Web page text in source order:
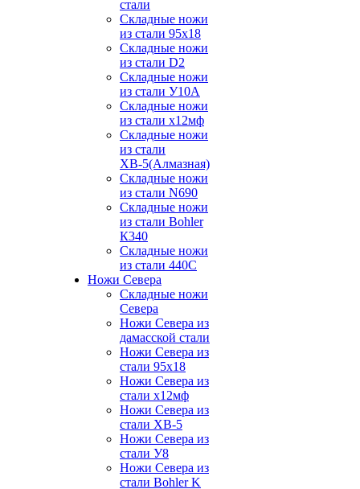
стали
Складные ножи
из стали 95х18
Складные ножи
из стали D2
Складные ножи
из стали У10А
Складные ножи
из стали х12мф
Складные ножи
из стали
ХВ-5(Алмазная)
Складные ножи
из стали N690
Складные ножи
из стали Bohler
К340
Складные ножи
из стали 440С
Ножи Севера
Складные ножи
Севера
Ножи Севера из
дамасской стали
Ножи Севера из
стали 95х18
Ножи Севера из
стали х12мф
Ножи Севера из
стали ХВ-5
Ножи Севера из
стали У8
Ножи Севера из
стали Bohler K